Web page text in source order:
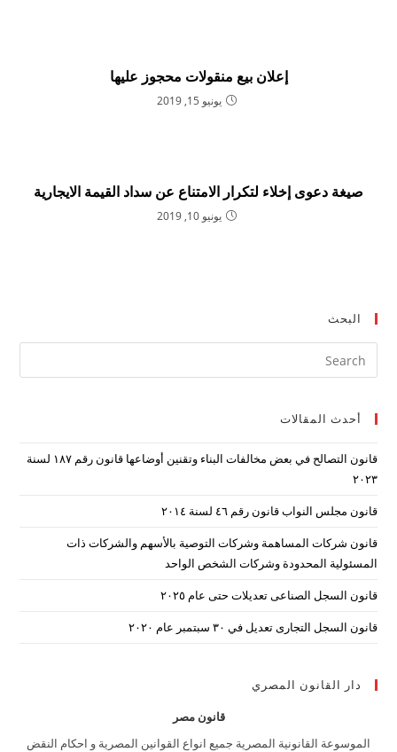
إعلان بيع منقولات محجوز عليها
يونيو 15, 2019
صيغة دعوى إخلاء لتكرار الامتناع عن سداد القيمة الايجارية
يونيو 10, 2019
البحث
أحدث المقالات
قانون التصالح في بعض مخالفات البناء وتقنين أوضاعها قانون رقم ۱۸۷ لسنة
۲۰۲۳
قانون مجلس النواب قانون رقم ٤٦ لسنة ٢٠١٤
قانون شركات المساهمة وشركات التوصية بالأسهم والشركات ذات
المسئولية المحدودة وشركات الشخص الواحد
قانون السجل الصناعى تعديلات حتى عام ٢٠٢٥
قانون السجل التجارى تعديل في ٣٠ سبتمبر عام ٢٠٢٠
دار القانون المصري
قانون مصر
الموسوعة القانونية المصرية جميع انواع القوانين المصرية و احكام النقض